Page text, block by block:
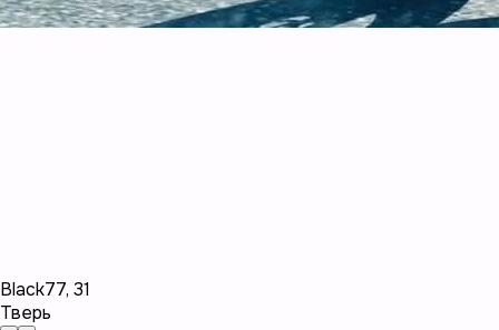
Black77, 31
Тверь